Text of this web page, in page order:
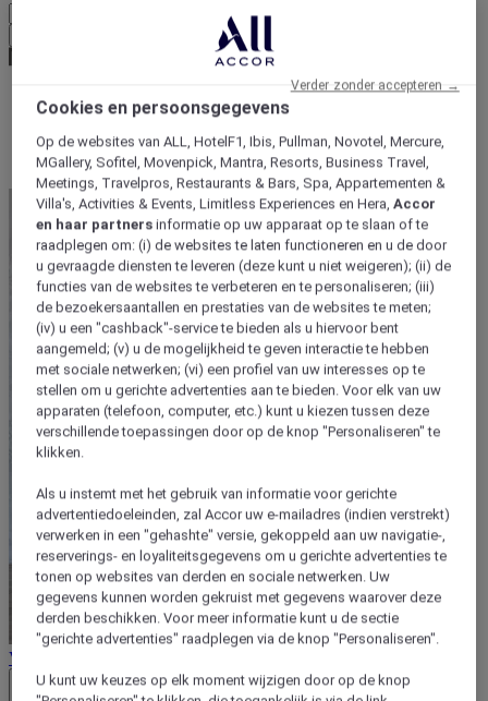
Hub aanbiedingen
Geniet van een geweldige tijd met het gezin
Verkoopvoorwaarden
Close button
Cookies en persoonsgegevens
Op de websites van ALL, HotelF1, Ibis, Pullman, Novotel, Mercure,
MGallery, Sofitel, Movenpick, Mantra, Resorts, Business Travel,
Meetings, Travelpros, Restaurants & Bars, Spa, Appartementen &
Villa's, Activities & Events, Limitless Experiences en Hera,Accor
en haar partners informatie op uw apparaat op te slaan of te
raadplegen om: (i) de websites te laten functioneren en u de door
u gevraagde diensten te leveren (deze kunt u niet weigeren); (ii) de
functies van de websites te verbeteren en te personaliseren; (iii)
de bezoekersaantallen en prestaties van de websites te meten;
(iv) u een "cashback"-service te bieden als u hiervoor bent
aangemeld; (v) u de mogelijkheid te geven interactie te hebben
met sociale netwerken; (vi) een profiel van uw interesses op te
stellen om u gerichte advertenties aan te bieden. Voor elk van uw
apparaten (telefoon, computer, etc.) kunt u kiezen tussen deze
verschillende toepassingen door op de knop "Personaliseren" te
klikken.
Als u instemt met het gebruik van informatie voor gerichte
advertentiedoeleinden, zal Accor uw e-mailadres (indien verstrekt)
verwerken in een "gehashte" versie, gekoppeld aan uw navigatie-,
reserverings- en loyaliteitsgegevens om u gerichte advertenties te
tonen op websites van derden en sociale netwerken. Uw
gegevens kunnen worden gekruist met gegevens waarover deze
derden beschikken. Voor meer informatie kunt u de sectie
"gerichte advertenties" raadplegen via de knop "Personaliseren".
U kunt uw keuzes op elk moment wijzigen door op de knop
Verder zonder accepteren →